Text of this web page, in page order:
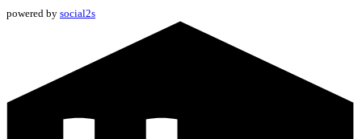
powered by social2s